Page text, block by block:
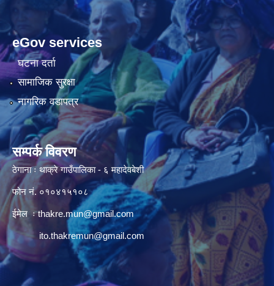
eGov services
घटना दर्ता
सामाजिक सुरक्षा
नागरिक वडापत्र
सम्पर्क विवरण
ठेगाना ः थाक्रे गाउँपालिका - ६ महादेवबेशी
फोन नं. ०१०४१५१०८
ईमेल ःthakre.mun@gmail.com
ito.thakremun@gmail.com